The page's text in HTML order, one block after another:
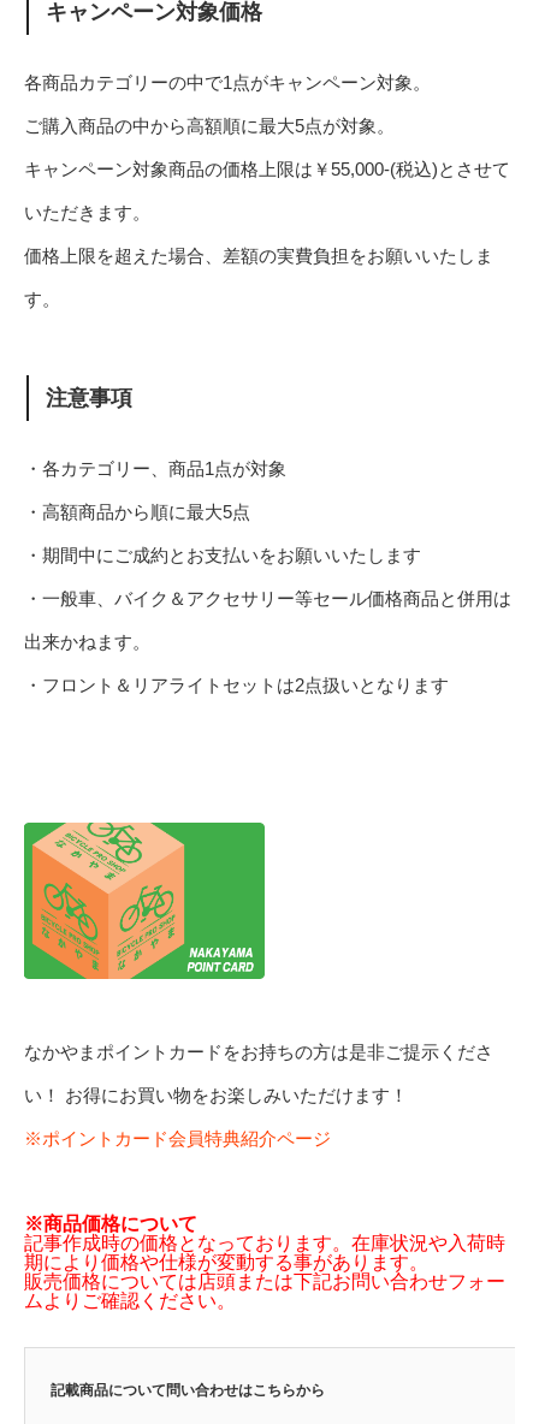
キャンペーン対象価格
各商品カテゴリーの中で1点がキャンペーン対象。
ご購入商品の中から高額順に最大5点が対象。
キャンペーン対象商品の価格上限は￥55,000-(税込)とさせて
いただきます。
価格上限を超えた場合、差額の実費負担をお願いいたしま
す。
注意事項
・各カテゴリー、商品1点が対象
・高額商品から順に最大5点
・期間中にご成約とお支払いをお願いいたします
・一般車、バイク＆アクセサリー等セール価格商品と併用は
出来かねます。
・フロント＆リアライトセットは2点扱いとなります
なかやまポイントカードをお持ちの方は是非ご提示くださ
い！ お得にお買い物をお楽しみいただけます！
※ポイントカード会員特典紹介ページ
※商品価格について
記事作成時の価格となっております。在庫状況や入荷時
期により価格や仕様が変動する事があります。
販売価格については店頭または下記お問い合わせフォー
ムよりご確認ください。
記載商品について問い合わせはこちらから